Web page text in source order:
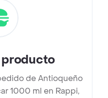
producto
de Antioqueño
1000 ml en Rappi,